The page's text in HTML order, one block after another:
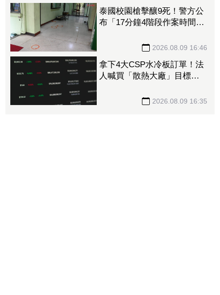
泰國校園槍擊釀9死！警方公
布「17分鐘4階段作案時間
2026.08.09 16:46
拿下4大CSP水冷板訂單！法
人喊買「散熱大廠」目標價
2026.08.09 16:35